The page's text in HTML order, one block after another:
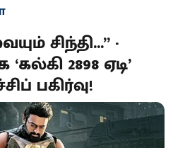
சிந்தி...” -
2898 ஏடி’
பகிர்வு!